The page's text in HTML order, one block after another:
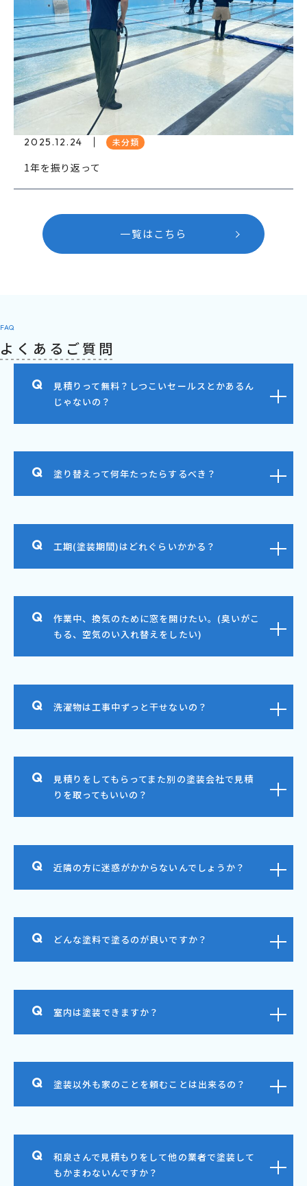
2025.12.24 未分類
1年を振り返って
一覧はこちら
FAQ
よくあるご質問
見積りって無料？しつこいセールスとかあるん
じゃないの？
塗り替えって何年たったらするべき？
工期(塗装期間)はどれぐらいかかる？
作業中、換気のために窓を開けたい。(臭いがこ
もる、空気のい入れ替えをしたい)
洗濯物は工事中ずっと干せないの？
見積りをしてもらってまた別の塗装会社で見積
りを取ってもいいの？
近隣の方に迷惑がかからないんでしょうか？
どんな塗料で塗るのが良いですか？
室内は塗装できますか？
塗装以外も家のことを頼むことは出来るの？
和泉さんで見積もりをして他の業者で塗装して
もかまわないんですか？